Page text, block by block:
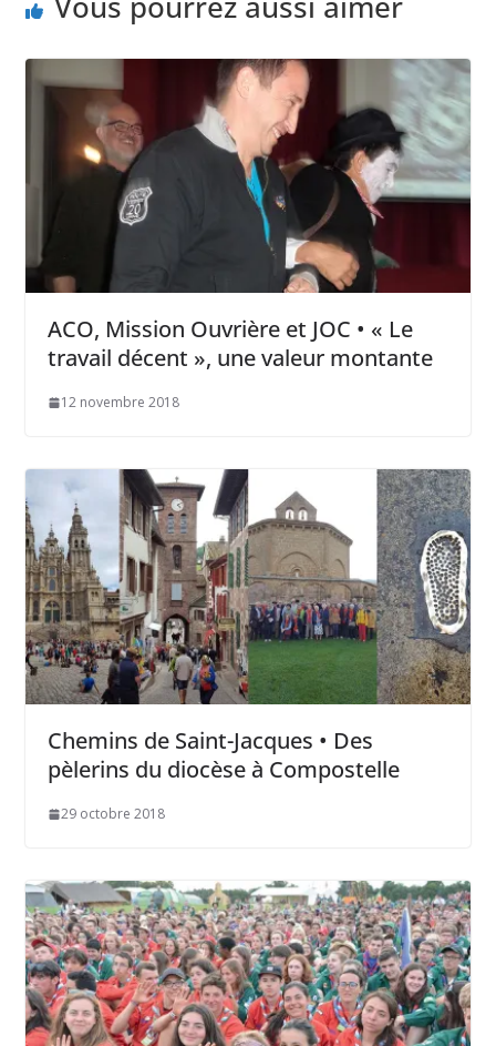
ACO, Mission Ouvrière et JOC • « Le
travail décent », une valeur montante
12 novembre 2018
Chemins de Saint-Jacques • Des
pèlerins du diocèse à Compostelle
29 octobre 2018